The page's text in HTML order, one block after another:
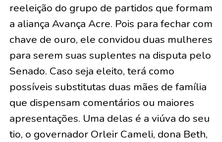
reeleição do grupo de partidos que formam
a aliança Avança Acre. Pois para fechar com
chave de ouro, ele convidou duas mulheres
para serem suas suplentes na disputa pelo
Senado. Caso seja eleito, terá como
possíveis substitutas duas mães de família
que dispensam comentários ou maiores
apresentações. Uma delas é a viúva do seu
tio, o governador Orleir Cameli, dona Beth,